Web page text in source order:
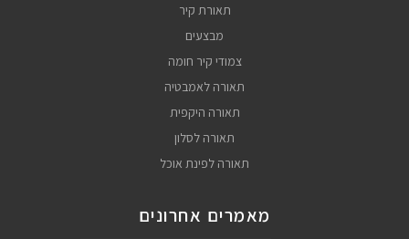
תאורת קיר
מבצעים
צמודי קיר חומה
תאורה לאמבטיה
תאורה היקפית
תאורה לסלון
תאורה לפינת אוכל
מאמרים אחרונים